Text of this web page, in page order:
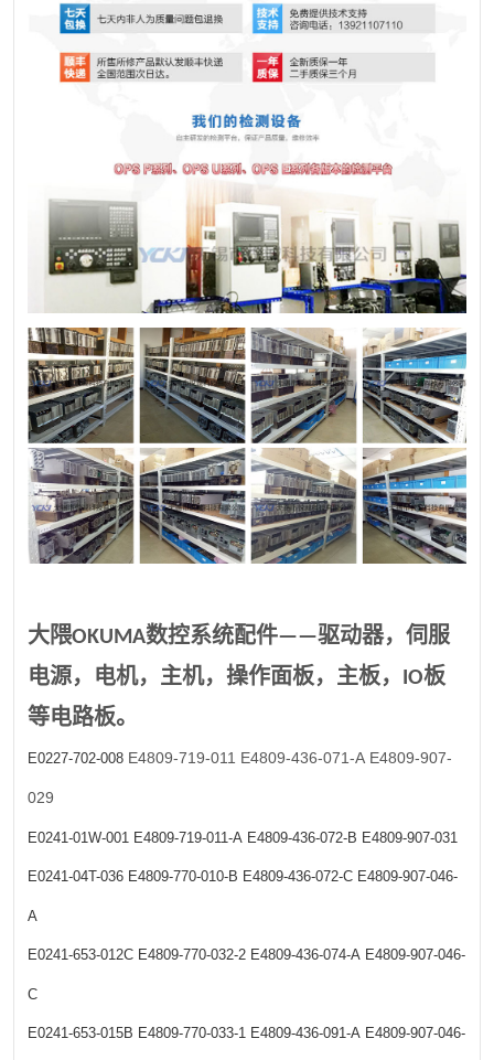
大隈OKUMA数控系统配件——驱动器，伺服
电源，电机，主机，操作面板，主板，IO板
等电路板。
E0227-702-008 E4809-719-011 E4809-436-071-A E4809-907-
029
E0241-01W-001 E4809-719-011-A E4809-436-072-B E4809-907-031
E0241-04T-036 E4809-770-010-B E4809-436-072-C E4809-907-046-
A
E0241-653-012C E4809-770-032-2 E4809-436-074-A E4809-907-046-
C
E0241-653-015B E4809-770-033-1 E4809-436-091-A E4809-907-046-